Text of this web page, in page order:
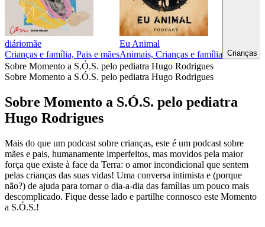
diáriomãe
Crianças e família, Pais e mães
Eu Animal
Animais, Crianças e família Crianças
Sobre Momento a S.Ó.S. pelo pediatra Hugo Rodrigues
Sobre Momento a S.Ó.S. pelo pediatra Hugo Rodrigues
Sobre Momento a S.Ó.S. pelo pediatra
Hugo Rodrigues
Mais do que um podcast sobre crianças, este é um podcast sobre
mães e pais, humanamente imperfeitos, mas movidos pela maior
força que existe à face da Terra: o amor incondicional que sentem
pelas crianças das suas vidas! Uma conversa intimista e (porque
não?) de ajuda para tornar o dia-a-dia das famílias um pouco mais
descomplicado. Fique desse lado e partilhe connosco este Momento
a S.Ó.S.!